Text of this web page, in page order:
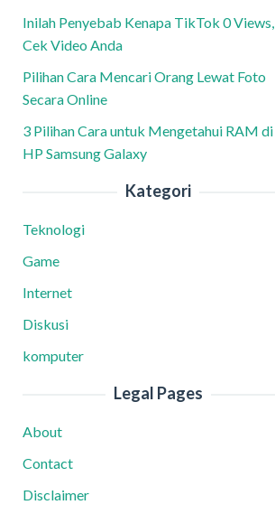
Inilah Penyebab Kenapa TikTok 0 Views,
Cek Video Anda
Pilihan Cara Mencari Orang Lewat Foto
Secara Online
3 Pilihan Cara untuk Mengetahui RAM di
HP Samsung Galaxy
Kategori
Teknologi
Game
Internet
Diskusi
komputer
Legal Pages
About
Contact
Disclaimer